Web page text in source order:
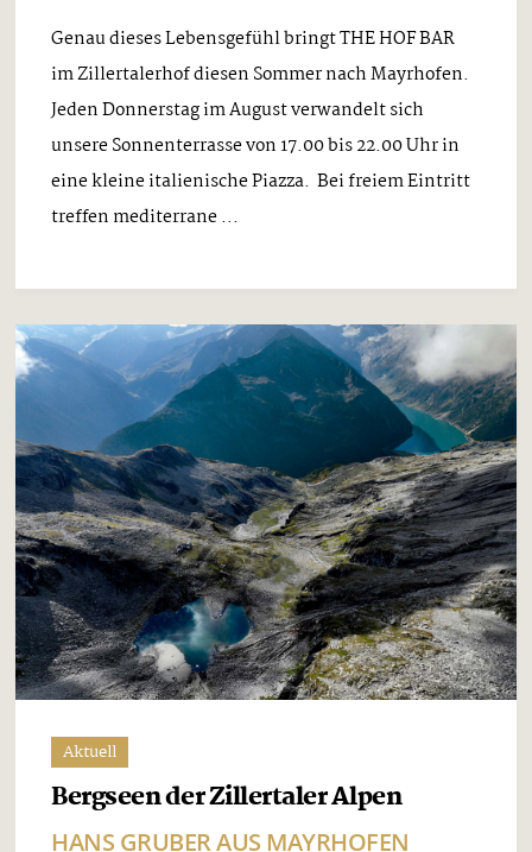
Genau dieses Lebensgefühl bringt THE HOF BAR
im Zillertalerhof diesen Sommer nach Mayrhofen.
Jeden Donnerstag im August verwandelt sich
unsere Sonnenterrasse von 17.00 bis 22.00 Uhr in
eine kleine italienische Piazza. Bei freiem Eintritt
treffen mediterrane ...
Aktuell
Bergseen der Zillertaler Alpen
HANS GRUBER AUS MAYRHOFEN